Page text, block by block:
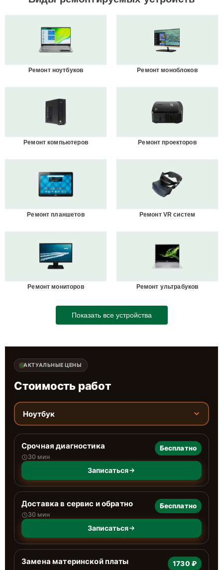
Ремонт ноутбуков Ремонт моноблоков
Ремонт компьютеров Ремонт проекторов
Ремонт планшетов Ремонт VR систем
Ремонт мониторов Ремонт ультрабуков
Показать все устройства
АКТУАЛЬНЫЕ ЦЕНЫ
Стоимость работ
Ноутбук
Срочная диагностика
30 мин
Бесплатно
Записаться
Доставка в сервис и обратно
30 мин
Бесплатно
Записаться
Замена материнской платы 1730 ₽